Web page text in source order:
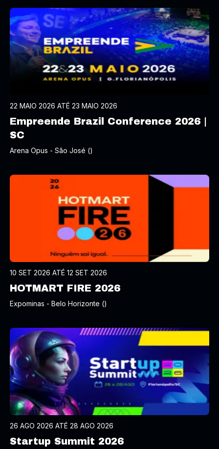
22 MAIO 2026 ATÉ 23 MAIO 2026
Empreende Brazil Conference 2026 |
SC
Arena Opus - São José ()
10 SET 2026 ATÉ 12 SET 2026
HOTMART FIRE 2026
Expominas - Belo Horizonte ()
26 AGO 2026 ATÉ 28 AGO 2026
Startup Summit 2026